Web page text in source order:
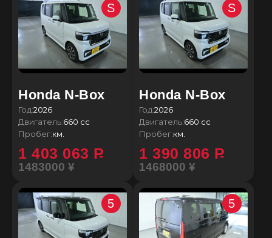
Honda N-Box
S
Год:2026
Двигатель:660 сс
Пробег:км.
1 403 063 P
1483000 ¥
Honda N-Box
S
Год:2026
Двигатель:660 сс
Пробег:км.
1 390 806 P
1468000 ¥
5 5